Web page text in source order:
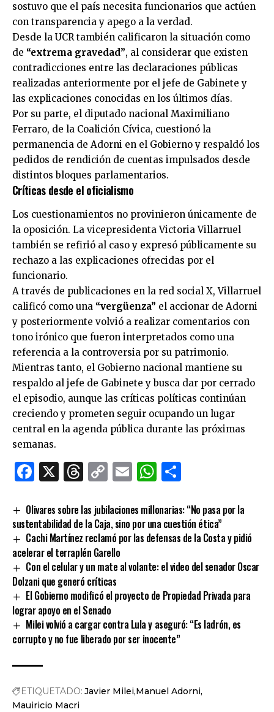
sostuvo que el país necesita funcionarios que actúen
con transparencia y apego a la verdad.
Desde la UCR también calificaron la situación como
de “extrema gravedad”, al considerar que existen
contradicciones entre las declaraciones públicas
realizadas anteriormente por el jefe de Gabinete y
las explicaciones conocidas en los últimos días.
Por su parte, el diputado nacional Maximiliano
Ferraro, de la Coalición Cívica, cuestionó la
permanencia de Adorni en el Gobierno y respaldó los
pedidos de rendición de cuentas impulsados desde
distintos bloques parlamentarios.
Críticas desde el oficialismo
Los cuestionamientos no provinieron únicamente de
la oposición. La vicepresidenta Victoria Villarruel
también se refirió al caso y expresó públicamente su
rechazo a las explicaciones ofrecidas por el
funcionario.
A través de publicaciones en la red social X, Villarruel
calificó como una “vergüenza” el accionar de Adorni
y posteriormente volvió a realizar comentarios con
tono irónico que fueron interpretados como una
referencia a la controversia por su patrimonio.
Mientras tanto, el Gobierno nacional mantiene su
respaldo al jefe de Gabinete y busca dar por cerrado
el episodio, aunque las críticas políticas continúan
creciendo y prometen seguir ocupando un lugar
central en la agenda pública durante las próximas
semanas.
Facebook
X Threads
CopyEmailWhatsApp
Olivares sobre las jubilaciones millonarias: “No pasa por la
sustentabilidad de la Caja, sino por una cuestión ética”
Cachi Martínez reclamó por las defensas de la Costa y pidió
acelerar el terraplén Garello
Con el celular y un mate al volante: el video del senador Oscar
Dolzani que generó críticas
El Gobierno modificó el proyecto de Propiedad Privada para
lograr apoyo en el Senado
Milei volvió a cargar contra Lula y aseguró: “Es ladrón, es
corrupto y no fue liberado por ser inocente”
ETIQUETADO: Javier Milei Manuel Adorni
Mauiricio Macri